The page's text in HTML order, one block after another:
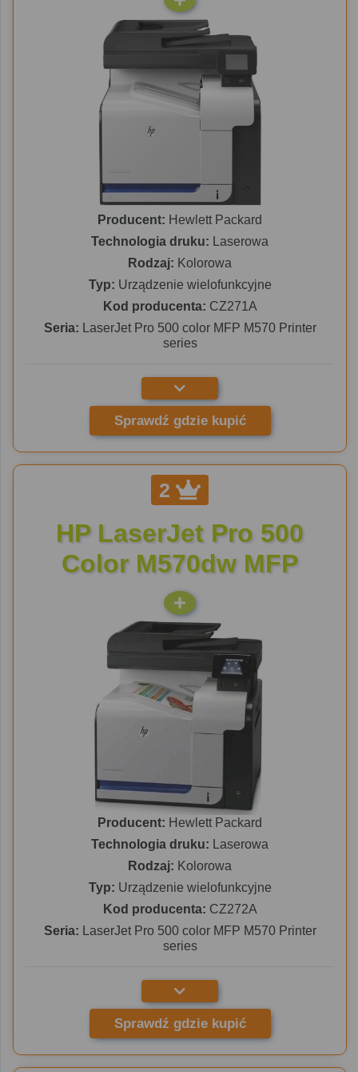
Producent: Hewlett Packard
Technologia druku: Laserowa
Rodzaj: Kolorowa
Typ: Urządzenie wielofunkcyjne
Kod producenta: CZ271A
Seria: LaserJet Pro 500 color MFP M570 Printer
series
Sprawdź gdzie kupić
2
HP LaserJet Pro 500
Color M570dw MFP
Producent: Hewlett Packard
Technologia druku: Laserowa
Rodzaj: Kolorowa
Typ: Urządzenie wielofunkcyjne
Kod producenta: CZ272A
Seria: LaserJet Pro 500 color MFP M570 Printer
series
Sprawdź gdzie kupić